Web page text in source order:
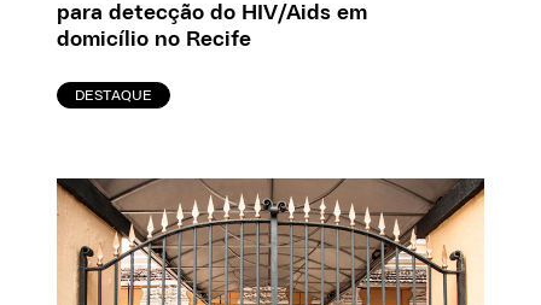
para detecção do HIV/Aids em
domicílio no Recife
DESTAQUE